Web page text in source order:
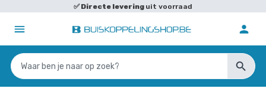
✅Directe levering uit voorraad